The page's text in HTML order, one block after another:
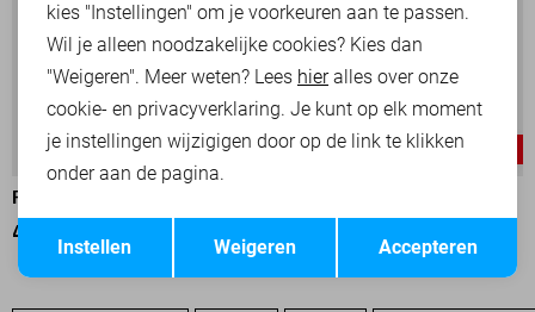
-30%
PME LEGEND POLO
49,00 69,99
Opslaan
kies "Instellingen" om je voorkeuren aan te passen.
Wil je alleen noodzakelijke cookies? Kies dan
"Weigeren". Meer weten? Lees hieralles over onze
cookie- en privacyverklaring. Je kunt op elk moment
je instellingen wijzigigen door op de link te klikken
onder aan de pagina.
Accepteren
Weigeren
Instellen